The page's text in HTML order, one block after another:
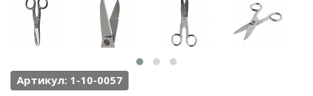
Артикул: 1-10-0057